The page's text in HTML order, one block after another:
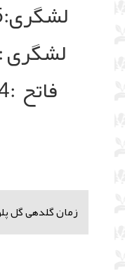
لشگری:09126947735
لشگری :09304266103
فاتح :09122275234
زمان گلدهی گل